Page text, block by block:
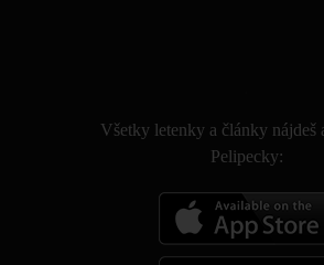
Všetky letenky a články nájdeš
Pelipecky: